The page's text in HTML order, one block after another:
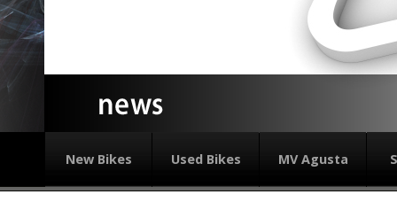
New Bikes Used Bikes MV Agusta